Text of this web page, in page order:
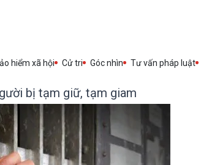
hiểm xã hội Cử tri Góc nhìn Tư vấn pháp luật
bị tạm giữ, tạm giam